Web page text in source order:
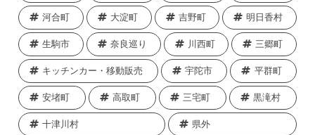
河合町 大淀町 吉野町 明日香村
生駒市 奈良巡り 川西町 三郷町
キッチンカー・移動販売 宇陀市 平群町
安堵町 高取町 三宅町 黒滝村
十津川村 県外